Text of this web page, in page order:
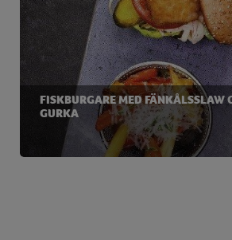
FISKBURGARE MED FÄNKÅLSSLAW
GURKA